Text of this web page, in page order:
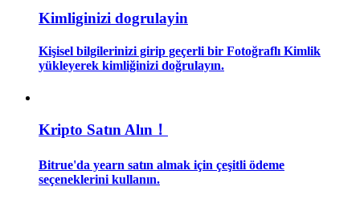
Ticaret stratejileri
Kimliginizi dogrulayin
Kişisel bilgilerinizi girip geçerli bir Fotoğraflı Kimlik
yükleyerek kimliğinizi doğrulayın.
Kripto Satın Alın！
Bitrue'da yearn satın almak için çeşitli ödeme
seçeneklerini kullanın.